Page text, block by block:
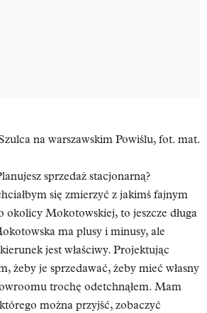
na warszawskim Powiślu, fot. mat.
sprzedaż stacjonarną?
się zmierzyć z jakimś fajnym
okolicy Mokotowskiej, to jeszcze długa
ma plusy i minusy, ale
jest właściwy. Projektując
żeby je sprzedawać, żeby mieć własny
trochę odetchnąłem. Mam
można przyjść, zobaczyć